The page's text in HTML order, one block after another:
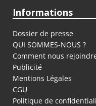
Informations
Dossier de presse
QUI SOMMES-NOUS ?
Comment nous
Publicité
Mentions Légales
CGU
Politique de